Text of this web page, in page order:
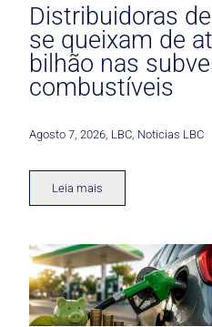
Distribuidoras
se queixam de
bilhão nas
combustíveis
Agosto 7, 2026 LBC Noticias LBC
Leia mais